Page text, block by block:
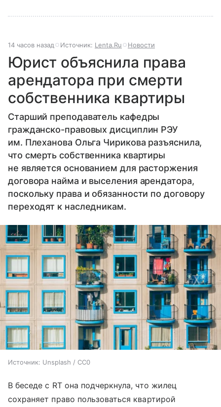
14 часов назад Источник: Lenta.Ru Новости
Юрист объяснила права
арендатора при смерти
собственника квартиры
Старший преподаватель кафедры
гражданско-правовых дисциплин РЭУ
им. Плеханова Ольга Чирикова разъяснила,
что смерть собственника квартиры
не является основанием для расторжения
договора найма и выселения арендатора,
поскольку права и обязанности по договору
переходят к наследникам.
Источник: Unsplash / CC0
В беседе с RT она подчеркнула, что жилец
сохраняет право пользоваться квартирой